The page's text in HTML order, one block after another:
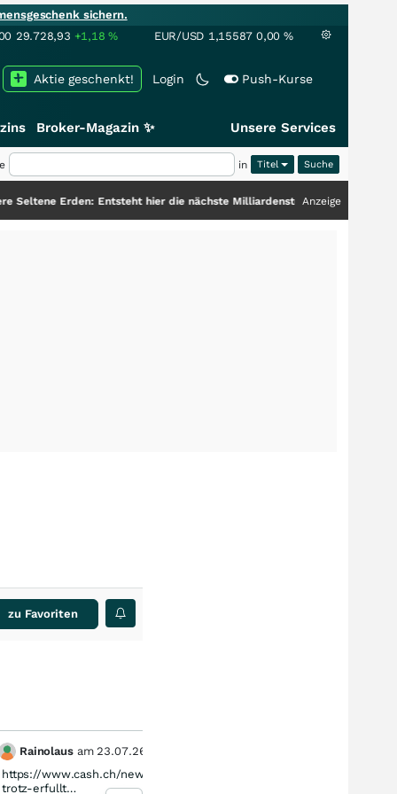
sichern.
29.728,93 +1,18% EUR/USD 1,15587 0,00 %
Login Push-Kurse
Aktie geschenkt!
Broker-Magazin ✨ Unsere Services
in Titel
Entsteht hier die nächste Milliardenstory?+++ Anzeige
zu Favoriten
Rainolaus am 23.07.26
https://www.cash.ch/news/top-news/nestle-fallt-
trotz-erfullt…